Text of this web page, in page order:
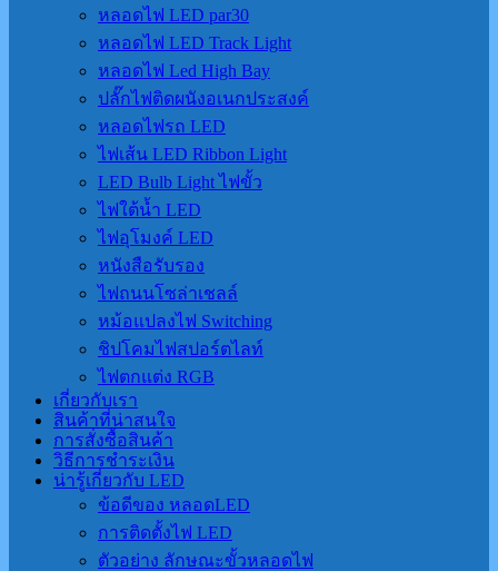
หลอดไฟ LED par30
หลอดไฟ LED Track Light
หลอดไฟ Led High Bay
ปลั๊กไฟติดผนังอเนกประสงค์
หลอดไฟรถ LED
ไฟเส้น LED Ribbon Light
LED Bulb Light ไฟขั้ว
ไฟใต้น้ำ LED
ไฟอุโมงค์ LED
หนังสือรับรอง
ไฟถนนโซล่าเชลล์
หม้อแปลงไฟ Switching
ชิปโคมไฟสปอร์ตไลท์
ไฟตกแต่ง RGB
เกี่ยวกับเรา
สินค้าที่น่าสนใจ
การสั่งซื้อสินค้า
วิธีการชำระเงิน
น่ารู้เกี่ยวกับ LED
ข้อดีของ หลอดLED
การติดตั้งไฟ LED
ตัวอย่าง ลักษณะขั้วหลอดไฟ